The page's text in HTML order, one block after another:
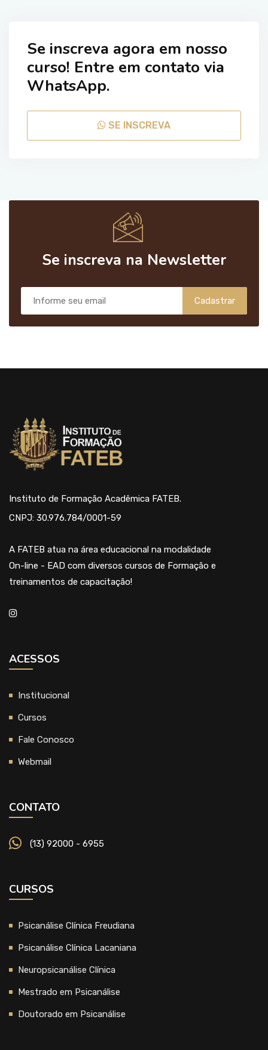
Se inscreva agora em nosso
curso! Entre em contato via
WhatsApp.
SE INSCREVA
Se inscreva na Newsletter
Cadastrar
Instituto de Formação Acadêmica FATEB.
CNPJ: 30.976.784/0001-59
A FATEB atua na área educacional na modalidade
On-line - EAD com diversos cursos de Formação e
treinamentos de capacitação!
ACESSOS
Institucional
Cursos
Fale Conosco
Webmail
CONTATO
(13) 92000 - 6955
CURSOS
Psicanálise Clínica Freudiana
Psicanálise Clínica Lacaniana
Neuropsicanálise Clínica
Mestrado em Psicanálise
Doutorado em Psicanálise